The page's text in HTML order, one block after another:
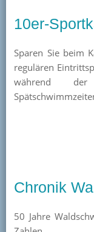
Unterstützer
Team
Pressearchiv
Kontakt
10er-
Sparen Sie beim
regulären
während
Chronik
50 Jahre